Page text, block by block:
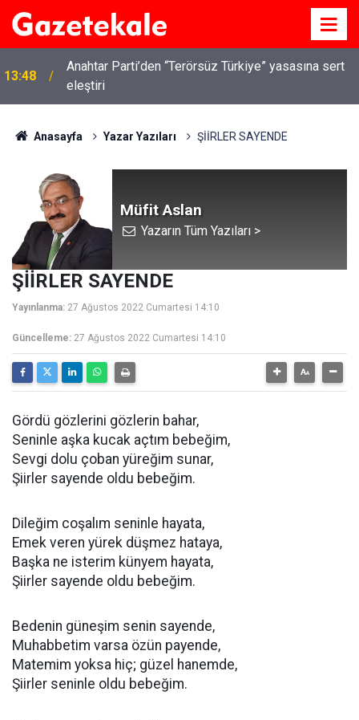
13:48
Anahtar Parti’den “Terörsüz Türkiye” yasasına sert
eleştiri
Anasayfa Yazar Yazıları ŞİİRLER SAYENDE
Müfit Aslan
Yazarın Tüm Yazıları >
ŞİİRLER SAYENDE
Yayınlanma: 27 Ağustos 2022 Cumartesi 14:10
Güncelleme: 27 Ağustos 2022 Cumartesi 14:10
Gördü gözlerini gözlerin bahar,
Seninle aşka kucak açtım bebeğim,
Sevgi dolu çoban yüreğim sunar,
Şiirler sayende oldu bebeğim.
Dileğim coşalım seninle hayata,
Emek veren yürek düşmez hataya,
Başka ne isterim künyem hayata,
Şiirler sayende oldu bebeğim.
Bedenin güneşim senin sayende,
Muhabbetim varsa özün payende,
Matemim yoksa hiç; güzel hanemde,
Şiirler seninle oldu bebeğim.